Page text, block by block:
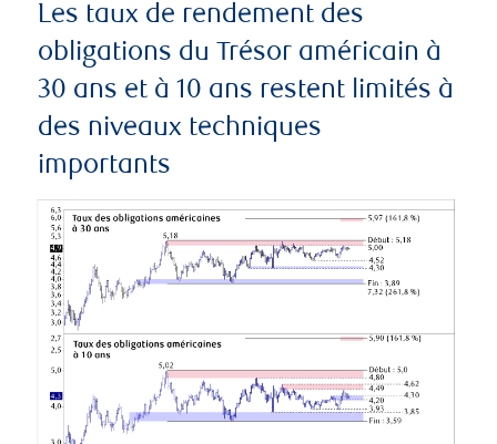
Les taux de rendement des
obligations du Trésor américain à
30 ans et à 10 ans restent limités à
des niveaux techniques
importants